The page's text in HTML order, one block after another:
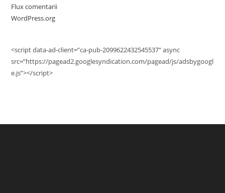
Flux comentarii
WordPress.org
<script data-ad-client=”ca-pub-2099622432545537″ async
src=”https://pagead2.googlesyndication.com/pagead/js/adsbygoogl
e.js”></script>